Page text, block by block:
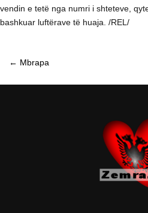
vendin e tetë nga numri i shteteve,
bashkuar luftërave të huaja. /REL/
← Mbrapa